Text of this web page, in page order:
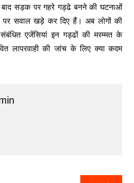
बाद सड़क पर गहरे गड्ढे बनने की घटनाओं
पर सवाल खड़े कर दिए हैं। अब लोगों की
एजेंसियां इन गड्ढों की मरम्मत के
लापरवाही की जांच के लिए क्या कदम